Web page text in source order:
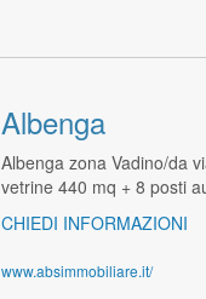
Albenga
Albenga zona Vadino/da
vetrine 440 mq + 8 posti
CHIEDI INFORMAZIONI
www.absimmobiliare.it/